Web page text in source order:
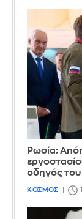
Ρωσία:
οδηγός του
ΚΟΣΜΟΣ